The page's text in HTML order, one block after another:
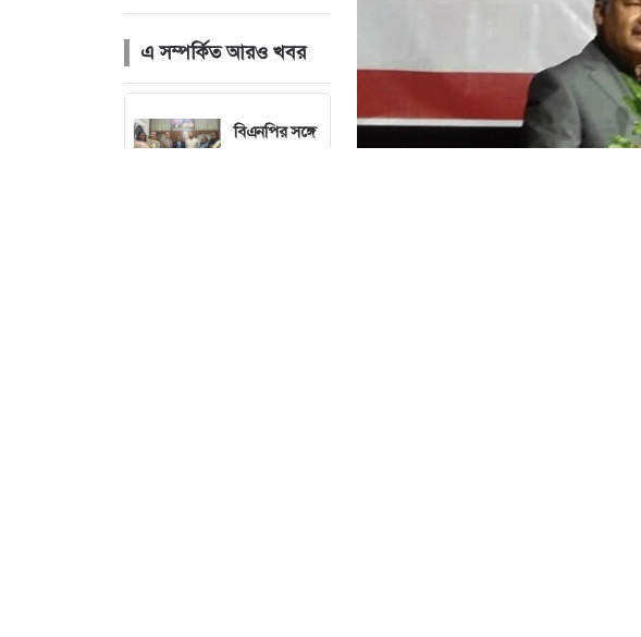
এ সম্পর্কিত আরও খবর
বিএনপির সঙ্গে